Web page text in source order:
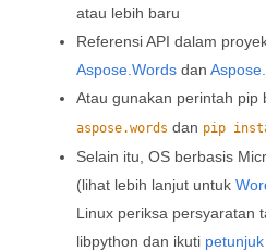
atau lebih baru
Referensi API dalam
Aspose.Words dan
Atau gunakan perintah pip
aspose.words dan pip
Selain itu, OS berbasis
(lihat lebih lanjut untuk
Linux periksa persyaratan
libpython dan ikuti